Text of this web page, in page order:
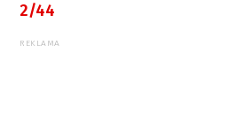
2/44
REKLAMA